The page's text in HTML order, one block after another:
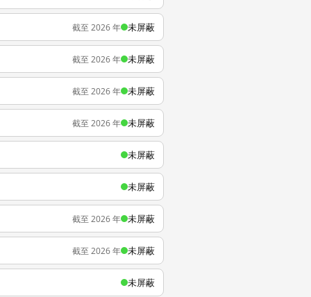
截至 2026 年 未屏蔽
截至 2026 年 未屏蔽
截至 2026 年 未屏蔽
截至 2026 年 未屏蔽
未屏蔽
未屏蔽
截至 2026 年 未屏蔽
截至 2026 年 未屏蔽
未屏蔽